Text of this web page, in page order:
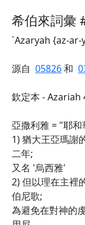
希伯來詞彙
`Azaryah {az-
源自 05826和
欽定本 - Azariah
亞撒利雅 = "耶
1) 猶大王亞瑪謝
二年;
又名 '烏西雅'
2) 但以理在主裡
伯尼歌;
為避免在對神的